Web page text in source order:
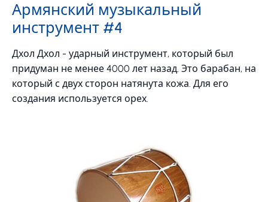
Армянский музыкальный
инструмент #4
Дхол Дхол - ударный инструмент, который был
придуман не менее 4000 лет назад. Это барабан, на
который с двух сторон натянута кожа. Для его
создания используется орех.